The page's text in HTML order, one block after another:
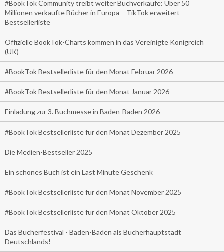
#BookTok Community treibt weiter Buchverkäufe: Über 50
Millionen verkaufte Bücher in Europa – TikTok erweitert
Bestsellerliste
Offizielle BookTok-Charts kommen in das Vereinigte Königreich
(UK)
#BookTok Bestsellerliste für den Monat Februar 2026
#BookTok Bestsellerliste für den Monat Januar 2026
Einladung zur 3. Buchmesse in Baden-Baden 2026
#BookTok Bestsellerliste für den Monat Dezember 2025
Die Medien-Bestseller 2025
Ein schönes Buch ist ein Last Minute Geschenk
#BookTok Bestsellerliste für den Monat November 2025
#BookTok Bestsellerliste für den Monat Oktober 2025
Das Bücherfestival - Baden-Baden als Bücherhauptstadt
Deutschlands!